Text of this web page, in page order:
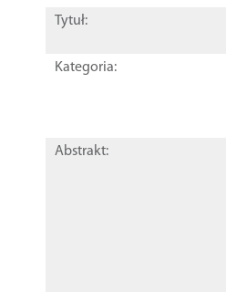
Tytuł:
Kategoria:
Abstrakt: